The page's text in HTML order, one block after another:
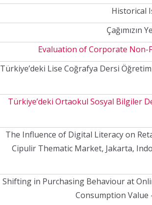
Historical
Çağımızın
Evaluation of Corporate Non-
Türkiye’deki Lise Coğrafya Dersi
Türkiye’deki Ortaokul Sosyal Bilgiler
The Influence of Digital Literacy on
Cipulir Thematic Market, Jakarta,
Shifting in Purchasing Behaviour at
Consumption Value